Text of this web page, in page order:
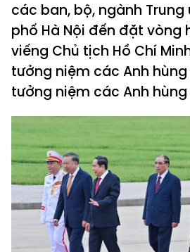
các ban, bộ, ngành
phố Hà Nội đến đặt vòng
viếng Chủ tịch Hồ Chí
tưởng niệm các Anh
tưởng niệm các Anh hùng